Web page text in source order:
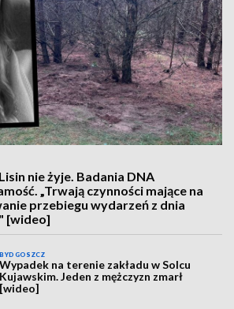
nie żyje. Badania DNA
„Trwają czynności mające na
przebiegu wydarzeń z dnia
[wideo]
BYDGOSZCZ
Wypadek na terenie zakładu w Solcu
Kujawskim. Jeden z mężczyzn zmarł
[wideo]